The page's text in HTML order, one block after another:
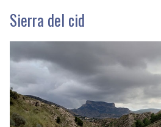
Sierra del cid